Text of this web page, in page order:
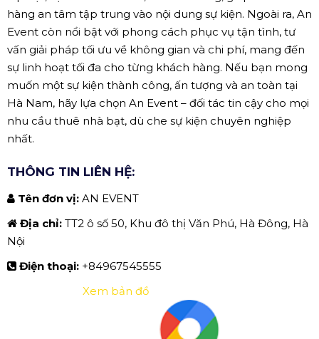
hàng an tâm tập trung vào nội dung sự kiện. Ngoài ra, An
Event còn nổi bật với phong cách phục vụ tận tình, tư
vấn giải pháp tối ưu về không gian và chi phí, mang đến
sự linh hoạt tối đa cho từng khách hàng. Nếu bạn mong
muốn một sự kiện thành công, ấn tượng và an toàn tại
Hà Nam, hãy lựa chọn An Event – đối tác tin cậy cho mọi
nhu cầu thuê nhà bạt, dù che sự kiện chuyên nghiệp
nhất.
THÔNG TIN LIÊN HỆ:
Tên đơn vị: AN EVENT
Địa chỉ: TT2 ô số 50, Khu đô thị Văn Phú, Hà Đông, Hà
Nội
Điện thoại: +84967545555
Xem bản đồ